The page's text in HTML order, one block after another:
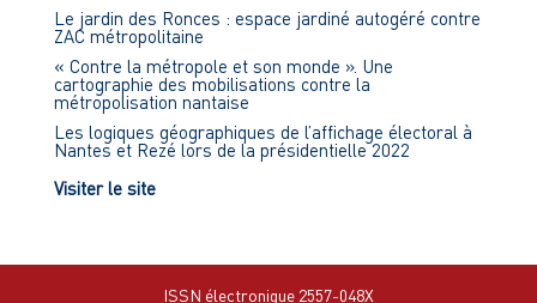
Le jardin des Ronces : espace jardiné autogéré contre
ZAC métropolitaine
« Contre la métropole et son monde ». Une
cartographie des mobilisations contre la
métropolisation nantaise
Les logiques géographiques de l’affichage électoral à
Nantes et Rezé lors de la présidentielle 2022
Visiter le site
ISSN électronique 2557-048X